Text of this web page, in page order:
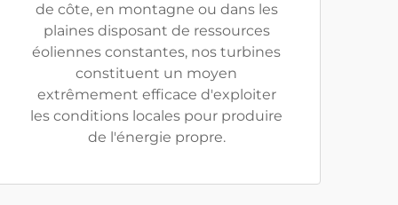
de côte, en montagne ou dans les
plaines disposant de ressources
éoliennes constantes, nos turbines
constituent un moyen
extrêmement efficace d'exploiter
les conditions locales pour produire
de l'énergie propre.